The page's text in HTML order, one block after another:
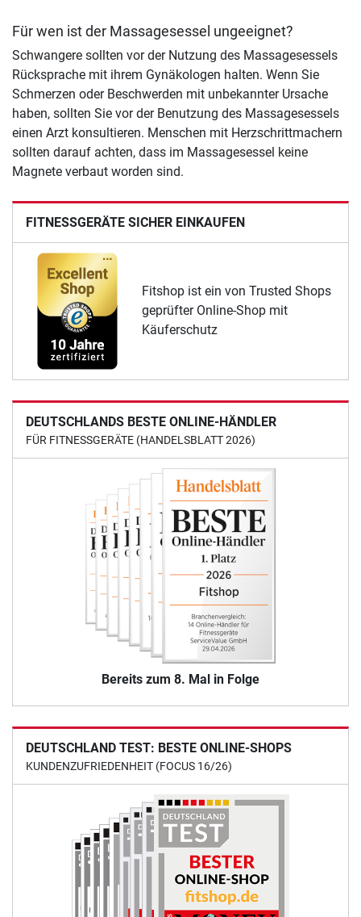
FITNESSGERÄTE SICHER EINKAUFEN
Fitshop ist ein von Trusted Shops
geprüfter Online-Shop mit
Käuferschutz
DEUTSCHLANDS BESTE ONLINE-HÄNDLER
FÜR FITNESSGERÄTE (HANDELSBLATT 2026)
Bereits zum 8. Mal in Folge
DEUTSCHLAND TEST: BESTE ONLINE-SHOPS
KUNDENZUFRIEDENHEIT (FOCUS 16/26)
Für wen ist der Massagesessel ungeeignet?
Schwangere sollten vor der Nutzung des Massagesessels
Rücksprache mit ihrem Gynäkologen halten. Wenn Sie
Schmerzen oder Beschwerden mit unbekannter Ursache
haben, sollten Sie vor der Benutzung des Massagesessels
einen Arzt konsultieren. Menschen mit Herzschrittmachern
sollten darauf achten, dass im Massagesessel keine
Magnete verbaut worden sind.